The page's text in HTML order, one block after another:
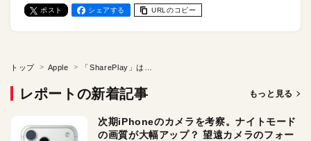
ポスト シェアする URLのコピー
トップ Apple
レポートの新着記事 もっと見る
次期iPhoneのカメラを考察。ナイトモード
の画質が大幅アップ？ 望遠カメラのフォー